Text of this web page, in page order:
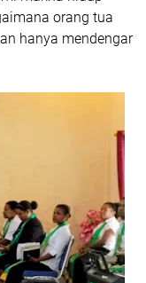
orang tua
hanya mendengar